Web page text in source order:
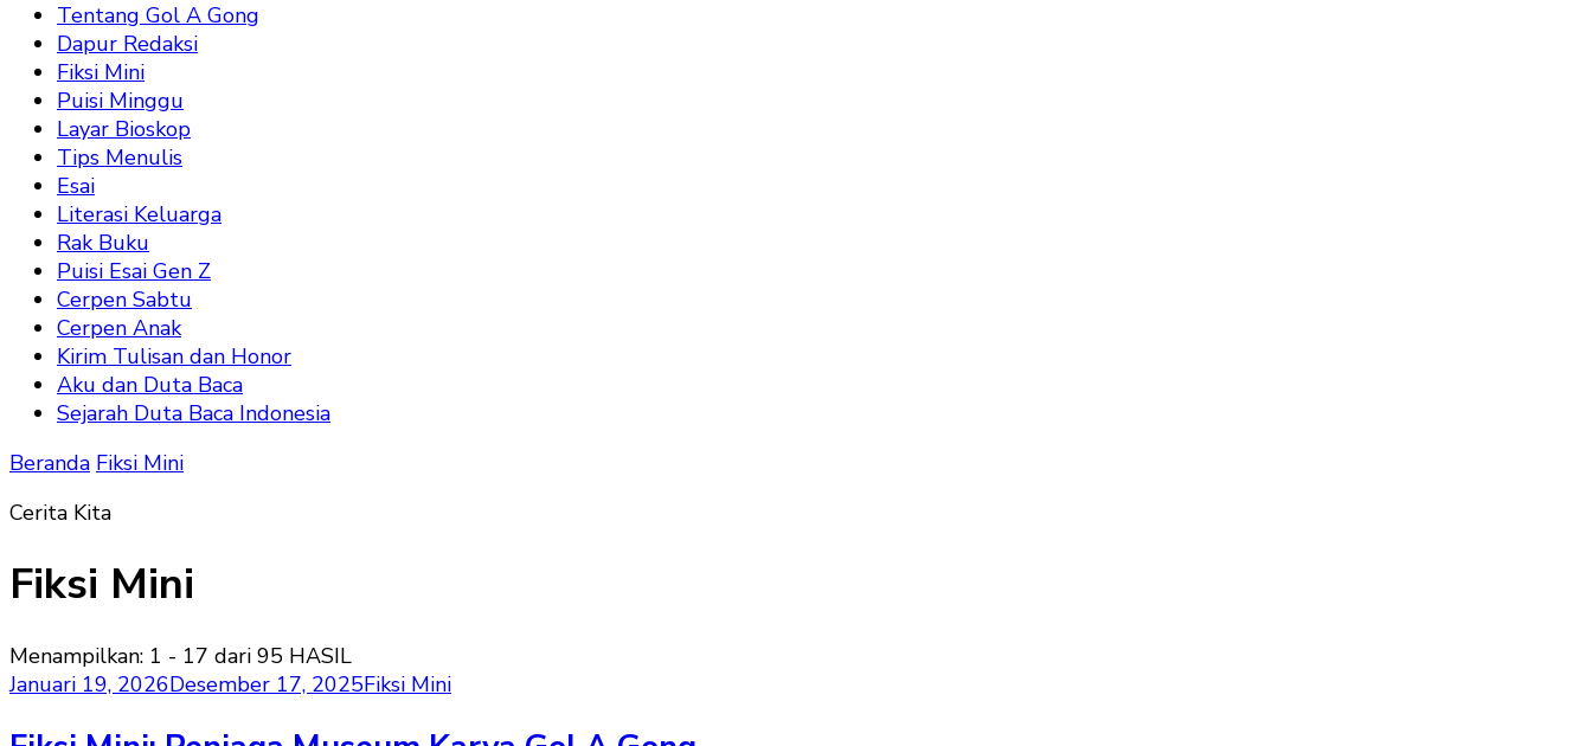
Tentang Gol A Gong
Dapur Redaksi
Fiksi Mini
Puisi Minggu
Layar Bioskop
Tips Menulis
Esai
Literasi Keluarga
Rak Buku
Puisi Esai Gen Z
Cerpen Sabtu
Cerpen Anak
Kirim Tulisan dan Honor
Aku dan Duta Baca
Sejarah Duta Baca Indonesia
Beranda Fiksi Mini
Cerita Kita
Fiksi Mini
Menampilkan: 1 - 17 dari 95 HASIL
Januari 19, 2026Desember 17, 2025Fiksi Mini